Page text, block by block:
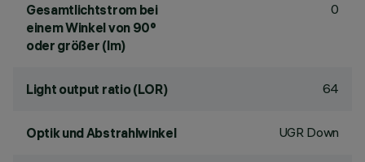
Gesamtlichtstrom bei
einem Winkel von 90°
oder größer (lm)
0
Light output ratio (LOR) 64
Optik und Abstrahlwinkel UGR Down